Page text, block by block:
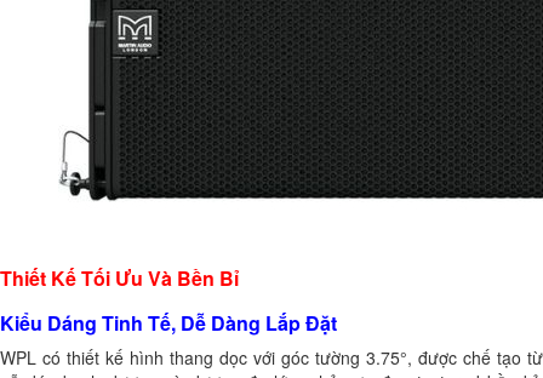
Thiết Kế Tối Ưu Và Bền Bỉ
Kiểu Dáng Tinh Tế, Dễ Dàng Lắp Đặt
WPL có thiết kế hình thang dọc với góc tường 3.75°, được chế tạo từ